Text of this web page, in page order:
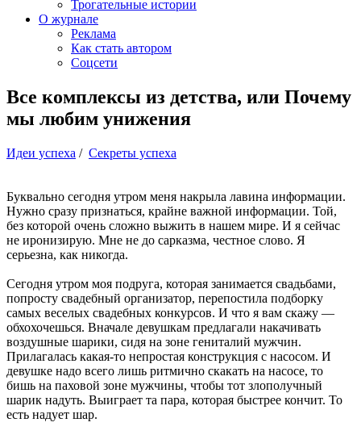
Трогательные истории
О журнале
Реклама
Как стать автором
Соцсети
Все комплексы из детства, или Почему
мы любим унижения
Идеи успеха / Секреты успеха
Буквально сегодня утром меня накрыла лавина информации.
Нужно сразу признаться, крайне важной информации. Той,
без которой очень сложно выжить в нашем мире. И я сейчас
не иронизирую. Мне не до сарказма, честное слово. Я
серьезна, как никогда.
Сегодня утром моя подруга, которая занимается свадьбами,
попросту свадебный организатор, перепостила подборку
самых веселых свадебных конкурсов. И что я вам скажу —
обхохочешься. Вначале девушкам предлагали накачивать
воздушные шарики, сидя на зоне гениталий мужчин.
Прилагалась какая-то непростая конструкция с насосом. И
девушке надо всего лишь ритмично скакать на насосе, то
бишь на паховой зоне мужчины, чтобы тот злополучный
шарик надуть. Выиграет та пара, которая быстрее кончит. То
есть надует шар.